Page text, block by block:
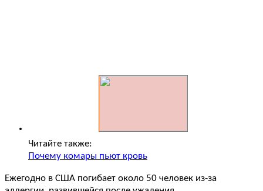
Читайте также:
Почему комары пьют кровь
Ежегодно в США погибает около 50 человек из-за